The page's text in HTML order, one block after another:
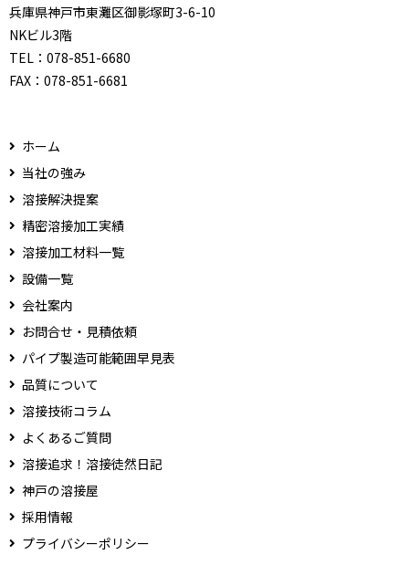
兵庫県神戸市東灘区御影塚町3-6-10
NKビル3階
TEL： 078-851-6680
FAX： 078-851-6681
ホーム
当社の強み
溶接解決提案
精密溶接加工実績
溶接加工材料一覧
設備一覧
会社案内
お問合せ・見積依頼
パイプ製造可能範囲早見表
品質について
溶接技術コラム
よくあるご質問
溶接追求！溶接徒然日記
神戸の溶接屋
採用情報
プライバシーポリシー